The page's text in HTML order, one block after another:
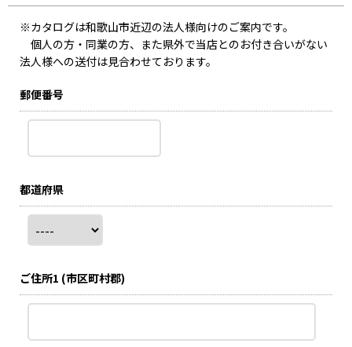
※カタログは和歌山市近辺の法人様向けのご案内です。
個人の方・同業の方、また県外で当店とのお付き合いがない
法人様への送付は見合わせております。
郵便番号
都道府県
ご住所1 (市区町村郡)